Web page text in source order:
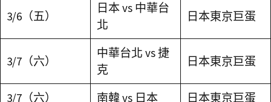
3/6（五）
日本 vs 中華台
北
日本東京巨蛋
3/7（六）
中華台北 vs 捷
克
日本東京巨蛋
3/7（六） 南韓 vs 日本 日本東京巨蛋